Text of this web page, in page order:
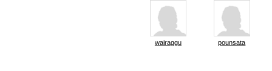
wairaggu pounsata